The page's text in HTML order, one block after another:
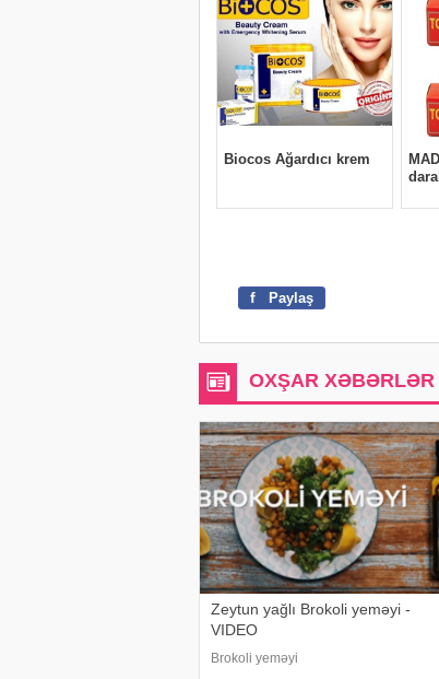
f Paylaş
OXŞAR XƏBƏRLƏR
Zeytun yağlı Brokoli yeməyi -
VIDEO
Brokoli yeməyi